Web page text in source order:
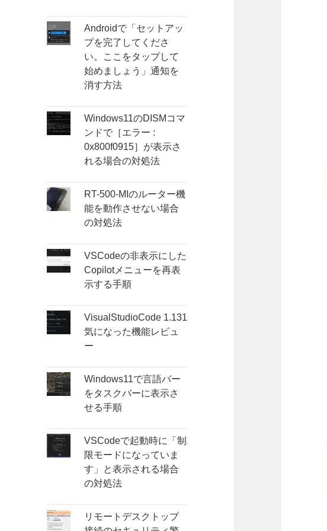
Androidで「セットアッ
プを完了してくださ
い。ここをタップして
始めましょう」通知を
消す方法
Windows11のDISMコマ
ンドで［エラー :
0x800f0915］が表示さ
れる場合の対処法
RT-500-MIのルーター機
能を動作させない場合
の対処法
VSCodeの非表示にした
Copilotメニューを再表
示する手順
VisualStudioCode 1.131
気になった機能レビュ
ー
Windows11で言語バー
をタスクバーに表示さ
せる手順
VSCodeで起動時に「制
限モードになっていま
す」と表示される場合
の対処法
リモートデスクトップ